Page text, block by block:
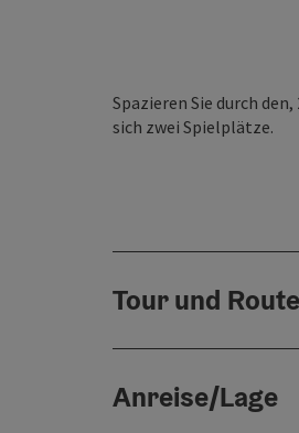
Spazieren Sie durch
sich zwei Spielplätze.
Tour und
Anreise/Lage